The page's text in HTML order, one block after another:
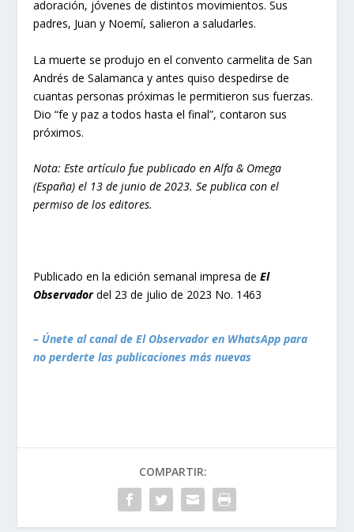
adoración, jóvenes de distintos movimientos. Sus
padres, Juan y Noemí, salieron a saludarles.
La muerte se produjo en el convento carmelita de San
Andrés de Salamanca y antes quiso despedirse de
cuantas personas próximas le permitieron sus fuerzas.
Dio “fe y paz a todos hasta el final”, contaron sus
próximos.
Nota: Este artículo fue publicado en Alfa & Omega
(España) el 13 de junio de 2023. Se publica con el
permiso de los editores.
Publicado en la edición semanal impresa deEl
Observadordel 23 de julio de 2023 No. 1463
– Únete al canal de El Observador en WhatsApp para
no perderte las publicaciones más nuevas
COMPARTIR: